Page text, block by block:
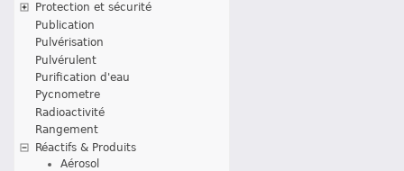
Protection et sécurité
Publication
Pulvérisation
Pulvérulent
Purification d'eau
Pycnometre
Radioactivité
Rangement
Réactifs & Produits
Aérosol